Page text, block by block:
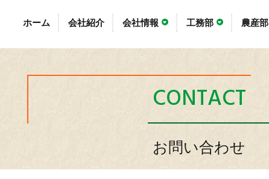
ホーム 会社紹介 会社情報 工務部 農産部
CONTACT
お問い合わせ